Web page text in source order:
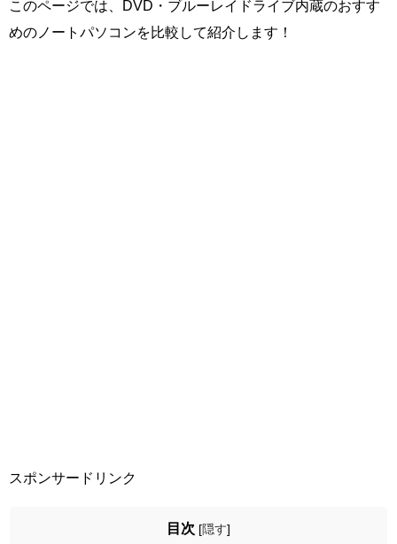
このページでは、DVD・ブルーレイドライブ内蔵のおすす
めのノートパソコンを比較して紹介します！
スポンサードリンク
目次 [隠す]